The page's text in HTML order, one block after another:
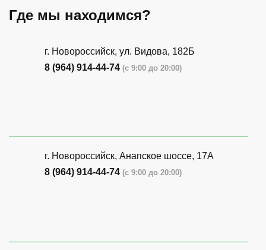
Где мы находимся?
г. Новороссийск, ул. Видова, 182Б
8 (964) 914-44-74 (с 9:00 до 20:00)
г. Новороссийск, Анапское шоссе, 17А
8 (964) 914-44-74 (с 9:00 до 20:00)